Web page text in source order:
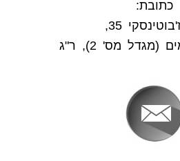
כתובת:
35,
מס' 2), ר"ג